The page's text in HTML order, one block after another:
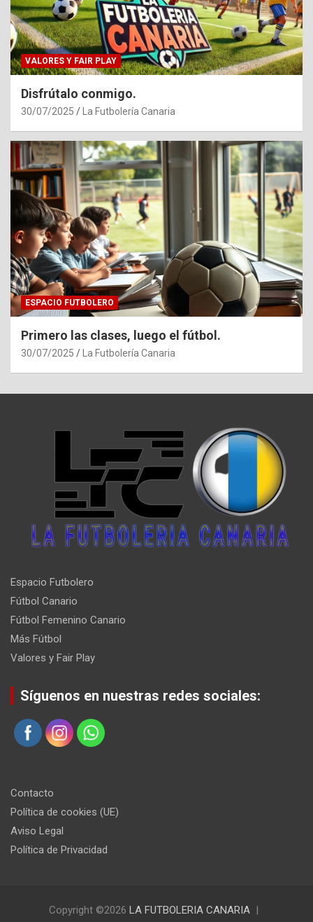
VALORES Y FAIR PLAY
Disfrútalo conmigo.
30/07/2025 La Futbolería Canaria
ESPACIO FUTBOLERO
Primero las clases, luego el fútbol.
30/07/2025 La Futbolería Canaria
Espacio Futbolero
Fútbol Canario
Fútbol Femenino Canario
Más Fútbol
Valores y Fair Play
Síguenos en nuestras redes sociales:
Contacto
Política de cookies (UE)
Aviso Legal
Política de Privacidad
Copyright ©2026 LA FUTBOLERIA CANARIA